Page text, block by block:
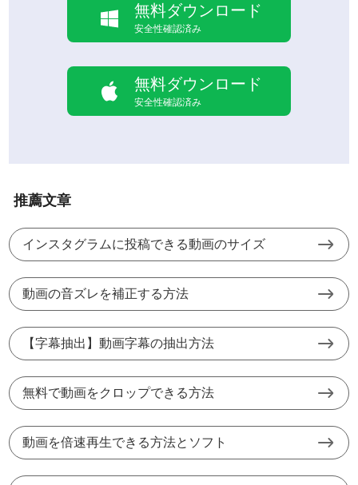
無料ダウンロード
安全性確認済み
無料ダウンロード
安全性確認済み
推薦文章
インスタグラムに投稿できる動画のサイズ
動画の音ズレを補正する方法
【字幕抽出】動画字幕の抽出方法
無料で動画をクロップできる方法
動画を倍速再生できる方法とソフト